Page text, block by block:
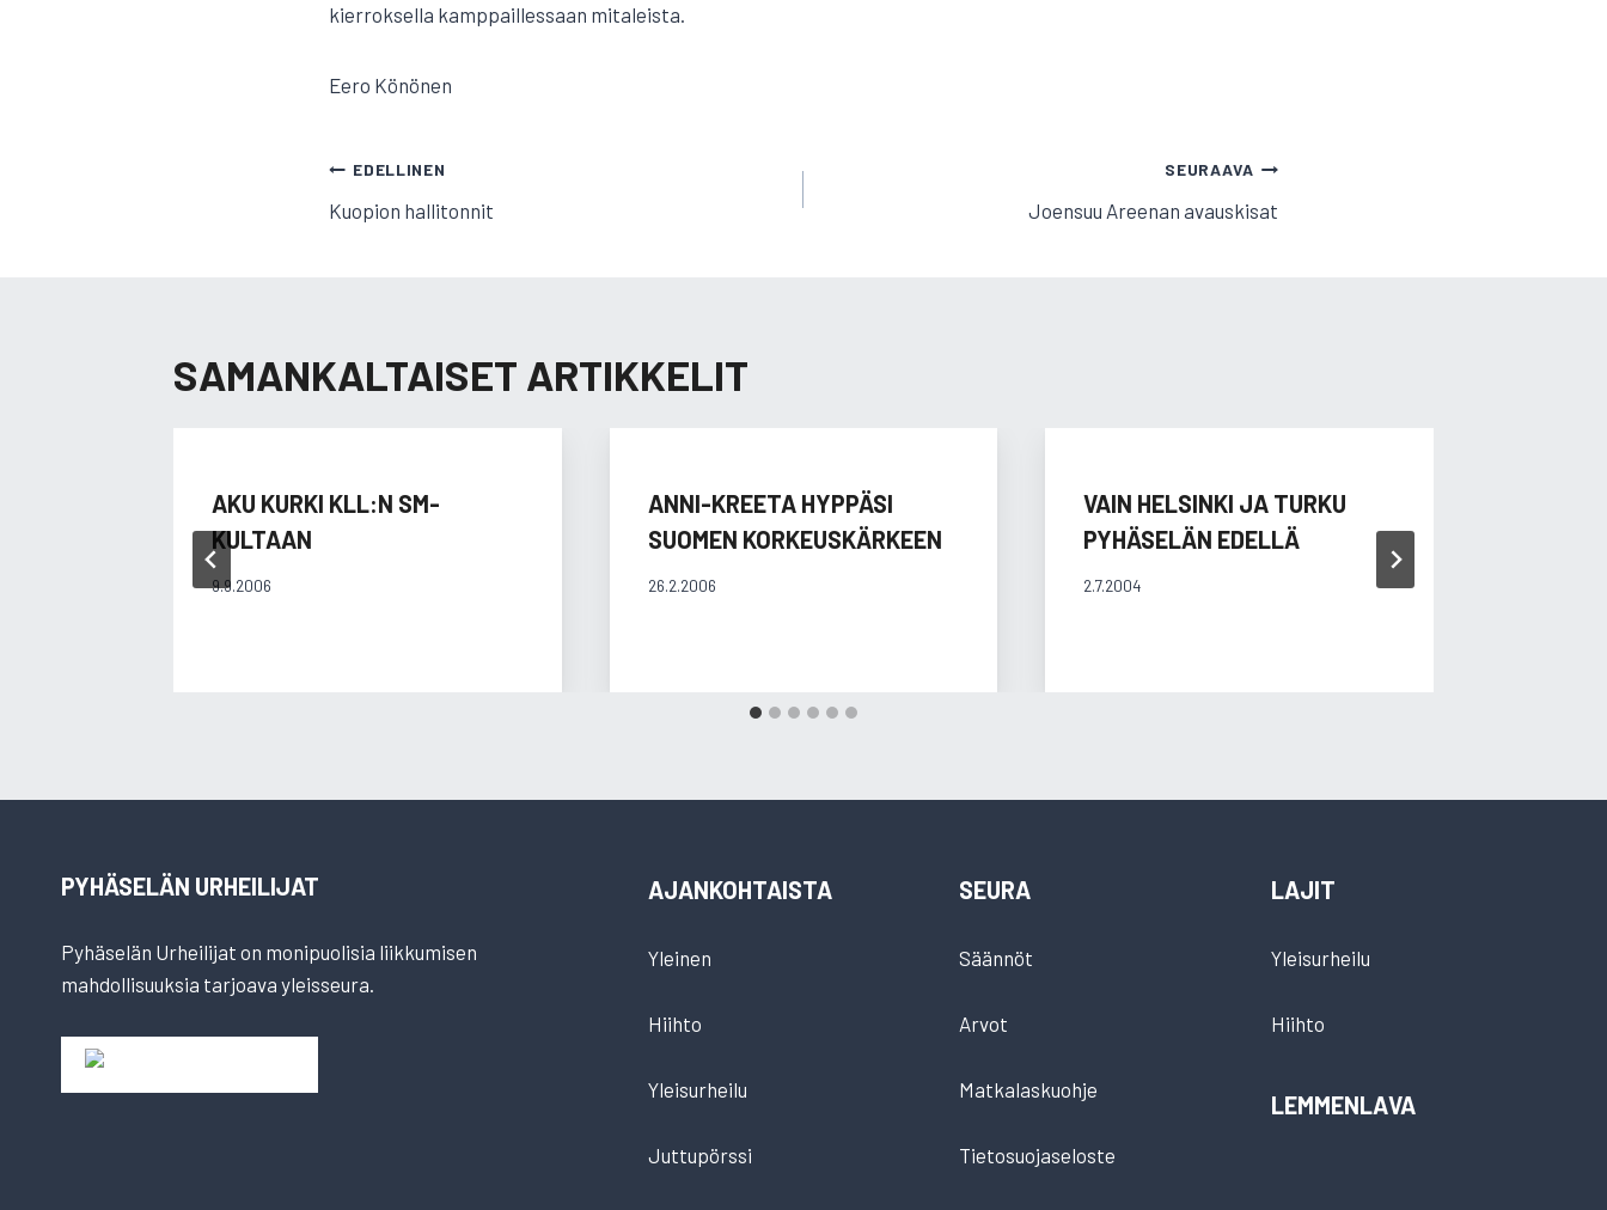
kierroksella kamppaillessaan mitaleista.
Eero Könönen
ARTIKKELIEN
SELAUS
EDELLINEN
Kuopion hallitonnit
SEURAAVA
Joensuu Areenan avauskisat
SAMANKALTAISET ARTIKKELIT
AKU KURKI KLL:N SM-
KULTAAN
9.9.2006
ANNI-KREETA HYPPÄSI
SUOMEN KORKEUSKÄRKEEN
26.2.2006
VAIN HELSINKI JA TURKU
PYHÄSELÄN EDELLÄ
2.7.2004
PYHÄSELÄN URHEILIJAT
Pyhäselän Urheilijat on monipuolisia liikkumisen
mahdollisuuksia tarjoava yleisseura.
AJANKOHTAISTA
Yleinen
Hiihto
Yleisurheilu
Juttupörssi
SEURA
Säännöt
Arvot
Matkalaskuohje
Tietosuojaseloste
LAJIT
Yleisurheilu
Hiihto
LEMMENLAVA